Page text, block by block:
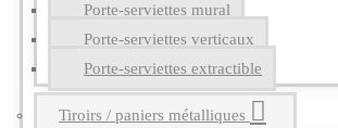
Porte-serviettes mural
Porte-serviettes verticaux
Porte-serviettes extractible
Tiroirs / paniers métalliques